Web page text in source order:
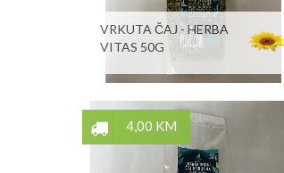
VRKUTA ČAJ - HERBA
VITAS 50G
4,00 KM